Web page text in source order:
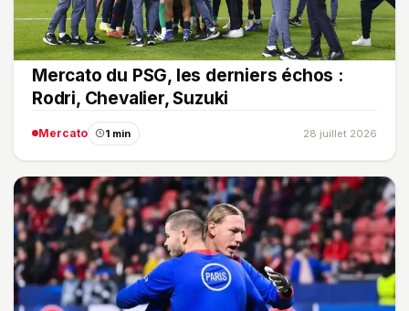
Mercato du PSG, les derniers échos :
Rodri, Chevalier, Suzuki
Mercato 1 min 28 juillet 2026